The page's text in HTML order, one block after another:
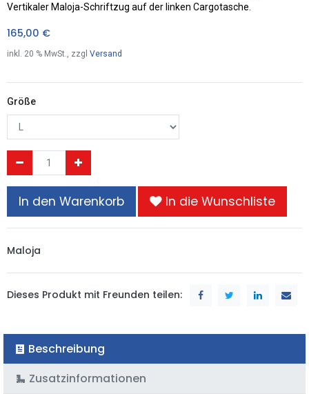
Vertikaler Maloja-Schriftzug auf der linken Cargotasche.
165,00 €
inkl. 20 % MwSt., zzgl Versand
Größe
In den Warenkorb In die Wunschliste
Maloja
Dieses Produkt mit Freunden teilen:
Beschreibung
Zusatzinformationen